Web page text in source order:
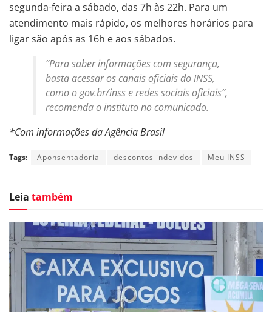
segunda-feira a sábado, das 7h às 22h. Para um
atendimento mais rápido, os melhores horários para
ligar são após as 16h e aos sábados.
“Para saber informações com segurança,
basta acessar os canais oficiais do INSS,
como o gov.br/inss e redes sociais oficiais”,
recomenda o instituto no comunicado.
*Com informações da Agência Brasil
Tags: Aponsentadoria descontos indevidos Meu INSS
Leia também